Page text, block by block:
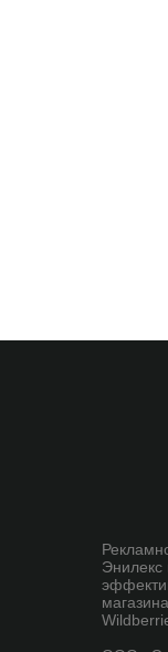
Энилекс